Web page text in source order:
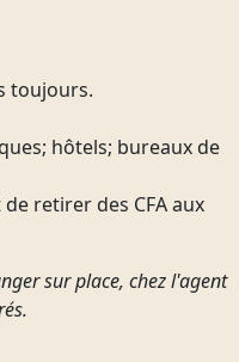
toujours.
hôtels; bureaux de
retirer des CFA aux
sur place, chez l'agent